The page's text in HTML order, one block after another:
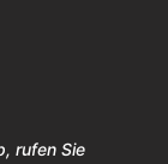
rufen Sie